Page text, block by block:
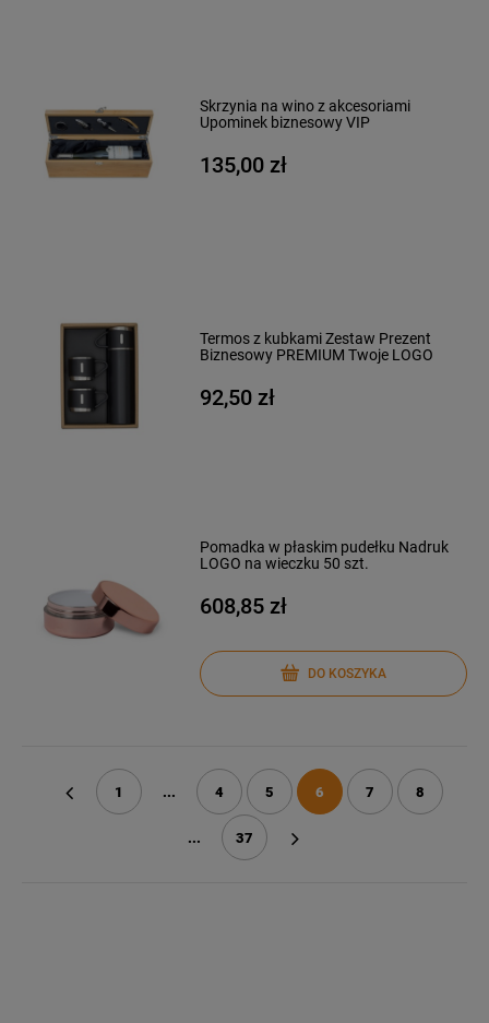
Skrzynia na wino z akcesoriami
Upominek biznesowy VIP
135,00 zł
Termos z kubkami Zestaw Prezent
Biznesowy PREMIUM Twoje LOGO
92,50 zł
Pomadka w płaskim pudełku Nadruk
LOGO na wieczku 50 szt.
608,85 zł
DO KOSZYKA
1 ... 4 5 6 7 8
... 37